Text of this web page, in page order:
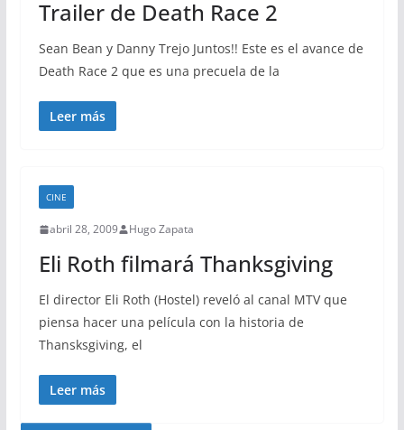
Trailer de Death Race 2
Sean Bean y Danny Trejo Juntos!! Este es el avance de
Death Race 2 que es una precuela de la
Leer más
CINE
abril 28, 2009 Hugo Zapata
Eli Roth filmará Thanksgiving
El director Eli Roth (Hostel) reveló al canal MTV que
piensa hacer una película con la historia de
Thansksgiving, el
Leer más